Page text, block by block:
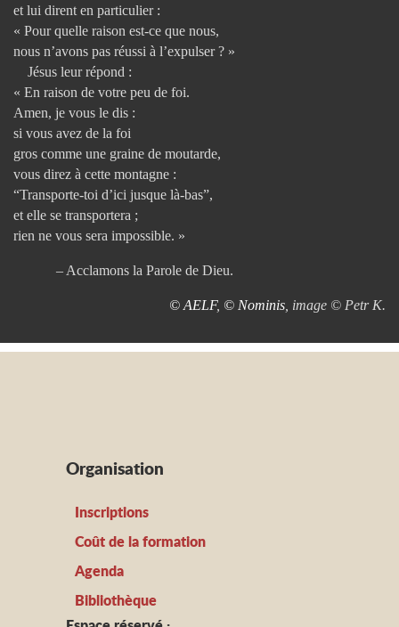
et lui dirent en particulier :
« Pour quelle raison est-ce que nous,
nous n’avons pas réussi à l’expulser ? »
Jésus leur répond :
« En raison de votre peu de foi.
Amen, je vous le dis :
si vous avez de la foi
gros comme une graine de moutarde,
vous direz à cette montagne :
“Transporte-toi d’ici jusque là-bas”,
et elle se transportera ;
rien ne vous sera impossible. »
– Acclamons la Parole de Dieu.
© AELF, © Nominis , image © Petr K.
Organisation
Inscriptions
Coût de la formation
Agenda
Bibliothèque